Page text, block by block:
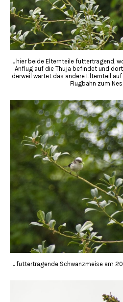
… hier beide Elternteile futtertragend,
Anflug auf die Thuja befindet und
derweil wartet das andere Elternteil
Flugbahn zum
… futtertragende Schwanzmeise am